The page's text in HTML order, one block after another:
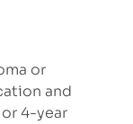
or
and
4-year